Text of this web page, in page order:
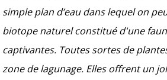
simple plan d’eau dans lequel on
biotope naturel constitué d'une
captivantes. Toutes sortes de
zone de lagunage. Elles offrent un